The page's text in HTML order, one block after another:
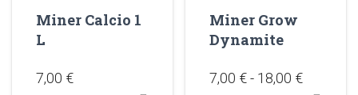
Miner Calcio 1
L
7,00 €
Miner Grow
Dynamite
7,00 € - 18,00 €